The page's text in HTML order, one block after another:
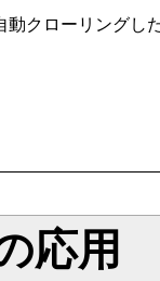
動クローリング
応用